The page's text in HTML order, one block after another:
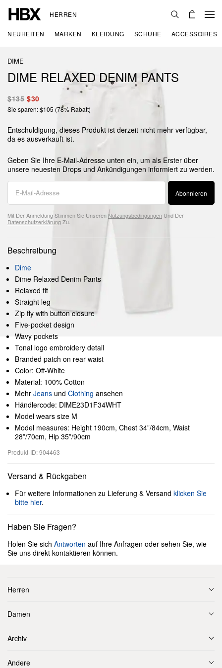
HERREN
NEUHEITEN MARKEN KLEIDUNG SCHUHE ACCESSOIRES
DIME
DIME RELAXED DENIM PANTS
$135 $30
Sie sparen: $105 (78% Rabatt)
Entschuldigung, dieses Produkt ist derzeit nicht mehr verfügbar,
da es ausverkauft ist.
Geben Sie Ihre E-Mail-Adresse unten ein, um als Erster über
unsere neuesten Drops und Ankündigungen informiert zu werden.
Abonnieren
Mit Der Anmeldung Stimmen Sie UnserenNutzungsbedingungen Und Der
DatenschutzerklärungZu.
Beschreibung
Dime
Dime Relaxed Denim Pants
Relaxed fit
Straight leg
Zip fly with button closure
Five-pocket design
Wavy pockets
Tonal logo embroidery detail
Branded patch on rear waist
Color: Off-White
Material: 100% Cotton
Mehr Jeans und Clothing ansehen
Händlercode: DIME23D1F34WHT
Model wears size M
Model measures: Height 190cm, Chest 34”/84cm, Waist
28”/70cm, Hip 35”/90cm
Produkt-ID: 904463
Versand & Rückgaben
Für weitere Informationen zu Lieferung & Versand klicken Sie
bitte hier.
Haben Sie Fragen?
Holen Sie sich Antworten auf Ihre Anfragen oder sehen Sie, wie
Sie uns direkt kontaktieren können.
Herren
Damen
Archiv
Andere